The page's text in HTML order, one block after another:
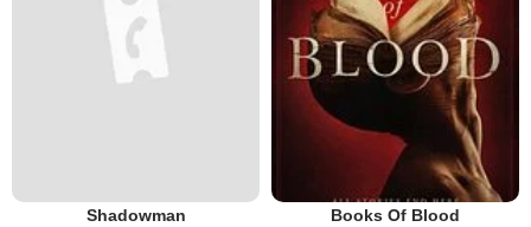
Shadowman Books Of Blood